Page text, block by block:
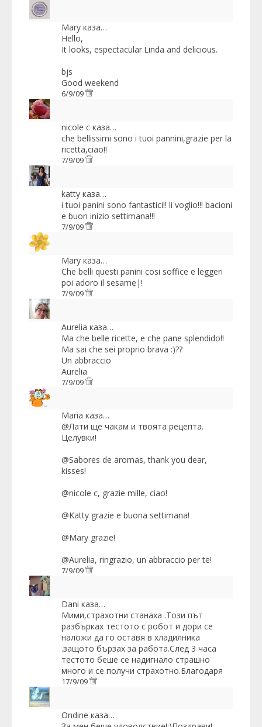
Mary каза…
Hello,
It looks, espectacular.Linda and delicious.
bjs
Good weekend
6/9/09
nicole c каза…
che bellissimi sono i tuoi pannini,grazie per la
ricetta,ciao!!
7/9/09
katty каза…
i tuoi panini sono fantastici!! li voglio!!! bacioni
e buon inizio settimana!!!
7/9/09
Mary каза…
Che belli questi panini cosi soffice e leggeri
poi adoro il sesame|!
7/9/09
Aurelia каза…
Ma che belle ricette, e che pane splendido!!
Ma sai che sei proprio brava :)??
Un abbraccio
Aurelia
7/9/09
Maria каза…
@Лати ще чакам и твоята рецепта.
Целувки!
@Sabores de aromas, thank you dear,
kisses!
@nicole c, grazie mille, ciao!
@Katty grazie e buona settimana!
@Mary grazie!
@Aurelia, ringrazio, un abbraccio per te!
7/9/09
Dani каза…
Мими,страхотни станаха .Този път
разбърках тестото с робот и дори се
наложи да го оставя в хладилника
.защото бързах за работа.След 3 часа
тестото беше се надигнало страшно
много и се получи страхотно.Благодаря
17/9/09
Ondine каза…